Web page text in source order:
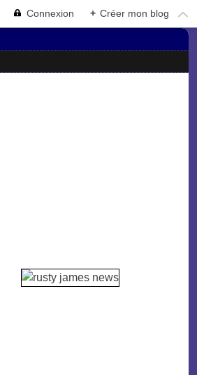
Connexion + Créer mon blog